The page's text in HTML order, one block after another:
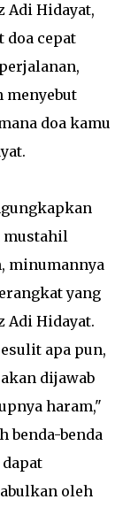
Adi Hidayat,
doa cepat
menyebut
doa kamu
mustahil
minumannya
yang
Adi Hidayat.
apa pun,
dijawab
haram,"
benda-benda
oleh